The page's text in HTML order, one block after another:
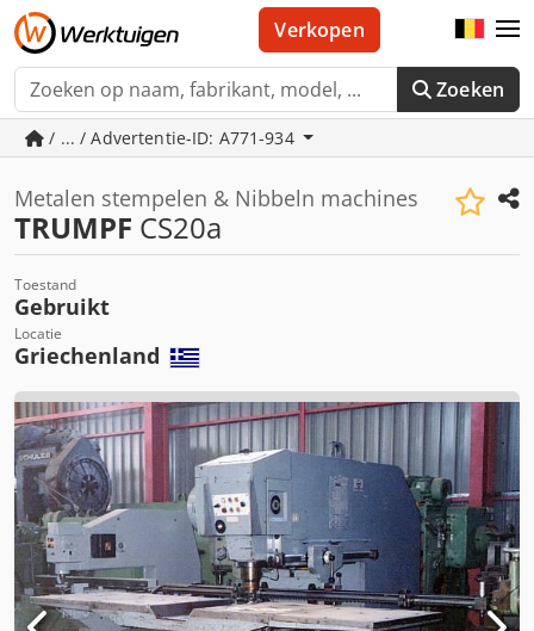
Zoeken
Verkopen
/ ... / Advertentie-ID: A771-934
Metalen stempelen & Nibbeln machines
TRUMPF CS20a
Toestand
Gebruikt
Locatie
Griechenland